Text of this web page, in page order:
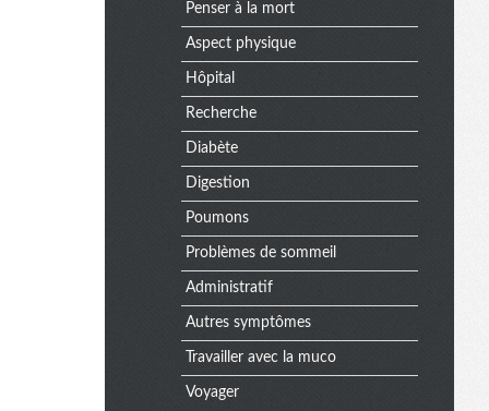
Penser à la mort
Aspect physique
Hôpital
Recherche
Diabète
Digestion
Poumons
Problèmes de sommeil
Administratif
Autres symptômes
Travailler avec la muco
Voyager